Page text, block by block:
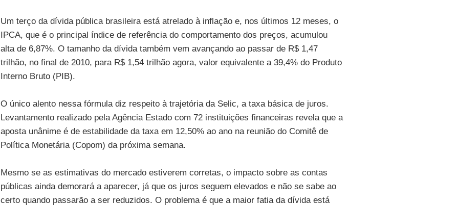
Um terço da dívida pública brasileira está atrelado à inflação e, nos últimos 12 meses, o
IPCA, que é o principal índice de referência do comportamento dos preços, acumulou
alta de 6,87%. O tamanho da dívida também vem avançando ao passar de R$ 1,47
trilhão, no final de 2010, para R$ 1,54 trilhão agora, valor equivalente a 39,4% do Produto
Interno Bruto (PIB).
O único alento nessa fórmula diz respeito à trajetória da Selic, a taxa básica de juros.
Levantamento realizado pela Agência Estado com 72 instituições financeiras revela que a
aposta unânime é de estabilidade da taxa em 12,50% ao ano na reunião do Comitê de
Política Monetária (Copom) da próxima semana.
Mesmo se as estimativas do mercado estiverem corretas, o impacto sobre as contas
públicas ainda demorará a aparecer, já que os juros seguem elevados e não se sabe ao
certo quando passarão a ser reduzidos. O problema é que a maior fatia da dívida está